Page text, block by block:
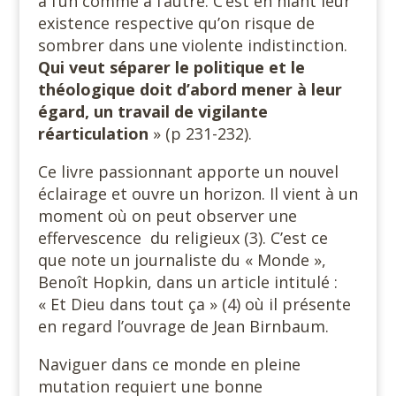
existence respective qu’on risque de
sombrer dans une violente indistinction.
Qui veut séparer le politique et le
théologique doit d’abord mener à leur
égard, un travail de vigilante
réarticulation » (p 231-232).
Ce livre passionnant apporte un nouvel
éclairage et ouvre un horizon. Il vient à un
moment où on peut observer une
effervescence du religieux (3). C’est ce
que note un journaliste du « Monde »,
Benoît Hopkin, dans un article intitulé :
« Et Dieu dans tout ça » (4) où il présente
en regard l’ouvrage de Jean Birnbaum.
Naviguer dans ce monde en pleine
mutation requiert une bonne